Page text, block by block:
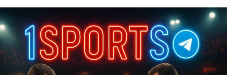
UFC Fight Night 236 Херманссон vs. Пайфер
обзор
2 года тому назад Решит Сабитов
В воскресенье, 11 февраля, в Лас-Вегасе состоится